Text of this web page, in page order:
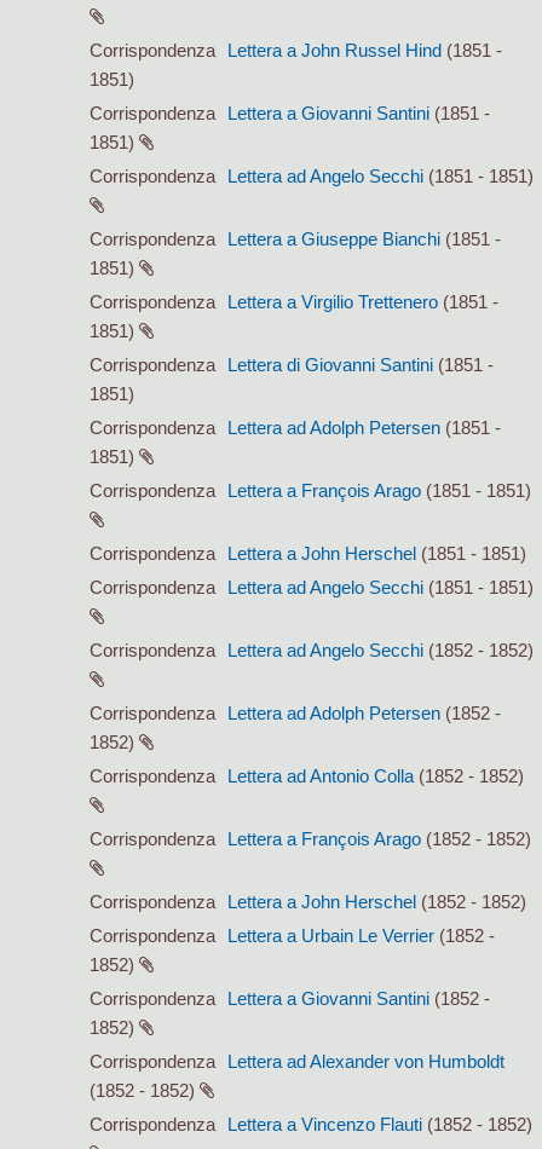
Corrispondenza Lettera a John Russel Hind (1851 -
1851)
Corrispondenza
Lettera a Giovanni Santini (1851 -
1851)
Corrispondenza
Lettera ad Angelo Secchi (1851 - 1851)
Corrispondenza Lettera a Giuseppe Bianchi (1851 -
1851)
Corrispondenza
Lettera a Virgilio Trettenero (1851 -
1851)
Corrispondenza
Lettera di Giovanni Santini (1851 -
1851)
Corrispondenza
Lettera ad Adolph Petersen (1851 -
1851)
Corrispondenza
Lettera a François Arago (1851 - 1851)
Corrispondenza Lettera a John Herschel (1851 - 1851)
Corrispondenza
Lettera ad Angelo Secchi (1851 - 1851)
Corrispondenza Lettera ad Angelo Secchi (1852 - 1852)
Corrispondenza Lettera ad Adolph Petersen (1852 -
1852)
Corrispondenza
Lettera ad Antonio Colla (1852 - 1852)
Corrispondenza Lettera a François Arago (1852 - 1852)
Corrispondenza Lettera a John Herschel (1852 - 1852)
Corrispondenza
Lettera a Urbain Le Verrier (1852 -
1852)
Corrispondenza
Lettera a Giovanni Santini (1852 -
1852)
Corrispondenza
Lettera ad Alexander von Humboldt
(1852 - 1852)
Corrispondenza
Lettera a Vincenzo Flauti (1852 - 1852)